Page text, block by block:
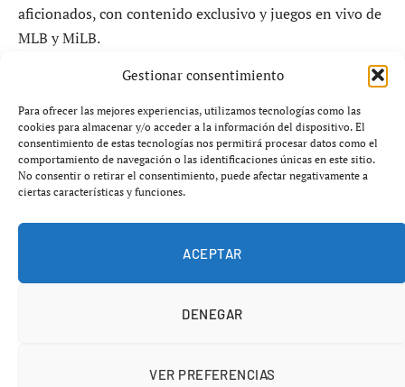
Gestionar consentimiento
Para ofrecer las mejores experiencias, utilizamos tecnologías como las
cookies para almacenar y/o acceder a la información del dispositivo. El
consentimiento de estas tecnologías nos permitirá procesar datos como el
comportamiento de navegación o las identificaciones únicas en este sitio.
No consentir o retirar el consentimiento, puede afectar negativamente a
ciertas características y funciones.
ACEPTAR
DENEGAR
VER PREFERENCIAS
aficionados, con contenido exclusivo y juegos en vivo de
MLB y MiLB.
ConMLB+, los fanáticos podrán: